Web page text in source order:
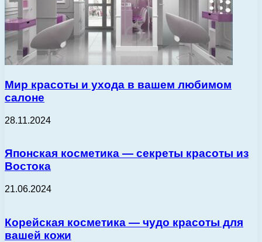
Мир красоты и ухода в вашем любимом
салоне
28.11.2024
Японская косметика — секреты красоты из
Востока
21.06.2024
Корейская косметика — чудо красоты для
вашей кожи